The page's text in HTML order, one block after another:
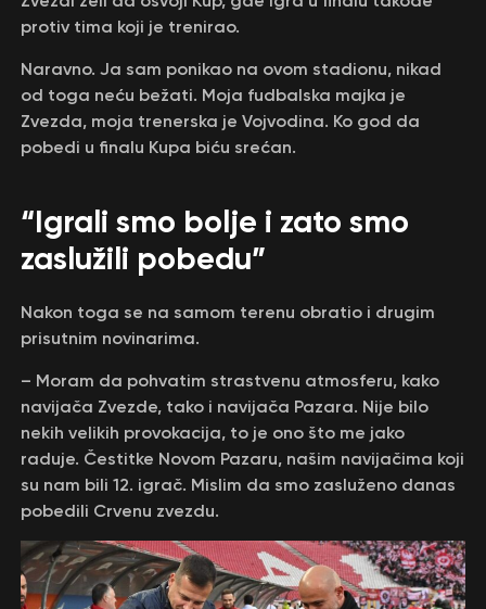
protiv tima koji je trenirao.
Naravno. Ja sam ponikao na ovom stadionu, nikad
od toga neću bežati. Moja fudbalska majka je
Zvezda, moja trenerska je Vojvodina. Ko god da
pobedi u finalu Kupa biću srećan.
“Igrali smo bolje i zato smo
zaslužili pobedu”
Nakon toga se na samom terenu obratio i drugim
prisutnim novinarima.
– Moram da pohvatim strastvenu atmosferu, kako
navijača Zvezde, tako i navijača Pazara. Nije bilo
nekih velikih provokacija, to je ono što me jako
raduje. Čestitke Novom Pazaru, našim navijačima koji
su nam bili 12. igrač. Mislim da smo zasluženo danas
pobedili Crvenu zvezdu.